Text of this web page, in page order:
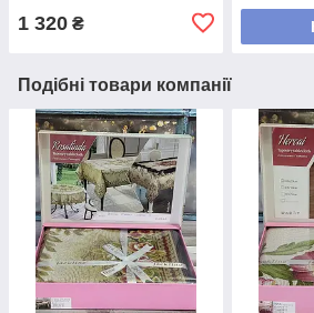
1 320 ₴
Подібні товари компанії